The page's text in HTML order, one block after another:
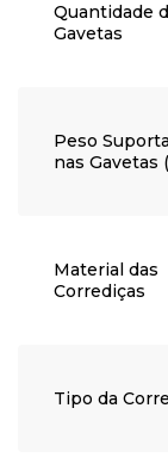
Quantidade
Gavetas
Peso
nas Gavetas
Material das
Corrediças
Tipo da